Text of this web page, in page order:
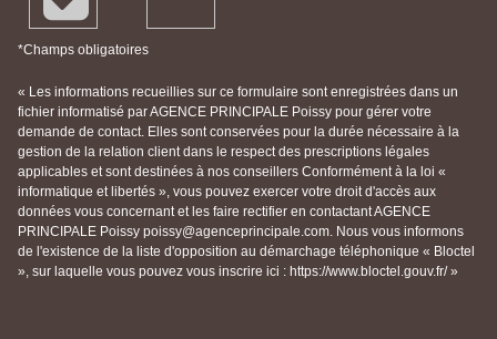
*Champs obligatoires
« Les informations recueillies sur ce formulaire sont enregistrées dans un
fichier informatisé par AGENCE PRINCIPALE Poissy pour gérer votre
demande de contact. Elles sont conservées pour la durée nécessaire à la
gestion de la relation client dans le respect des prescriptions légales
applicables et sont destinées à nos conseillers Conformément à la loi «
informatique et libertés », vous pouvez exercer votre droit d'accès aux
données vous concernant et les faire rectifier en contactant AGENCE
PRINCIPALE Poissy poissy@agenceprincipale.com. Nous vous informons
de l'existence de la liste d'opposition au démarchage téléphonique « Bloctel
», sur laquelle vous pouvez vous inscrire ici : https://www.bloctel.gouv.fr/ »